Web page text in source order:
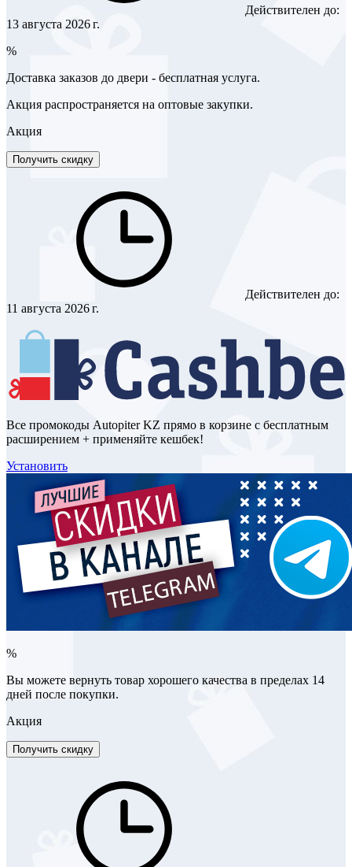
Действителен до:
13 августа 2026 г.
%
Доставка заказов до двери - бесплатная услуга.
Акция распространяется на оптовые закупки.
Акция
Получить скидку
Действителен до:
11 августа 2026 г.
Все промокоды Autopiter KZ прямо в корзине с бесплатным
расширением + применяйте кешбек!
Установить
%
Вы можете вернуть товар хорошего качества в пределах 14
дней после покупки.
Акция
Получить скидку